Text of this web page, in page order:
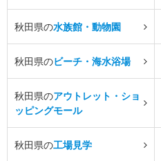
秋田県の水族館・動物園
秋田県のビーチ・海水浴場
秋田県のアウトレット・ショ
ッピングモール
秋田県の工場見学